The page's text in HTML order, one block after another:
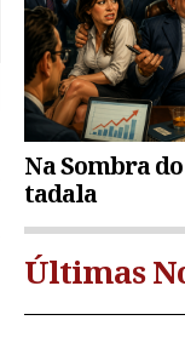
Na Sombra
tadala
Últimas